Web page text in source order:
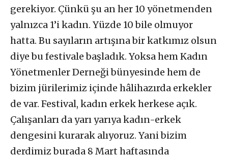
gerekiyor. Çünkü şu an her 10 yönetmenden
yalnızca 1’i kadın. Yüzde 10 bile olmuyor
hatta. Bu sayıların artışına bir katkımız olsun
diye bu festivale başladık. Yoksa hem Kadın
Yönetmenler Derneği bünyesinde hem de
bizim jürilerimiz içinde hâlihazırda erkekler
de var. Festival, kadın erkek herkese açık.
Çalışanları da yarı yarıya kadın-erkek
dengesini kurarak alıyoruz. Yani bizim
derdimiz burada 8 Mart haftasında